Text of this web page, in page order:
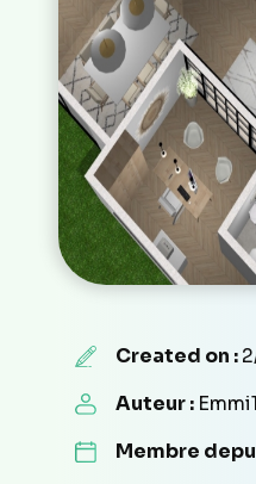
Created on :
Auteur :
Membre